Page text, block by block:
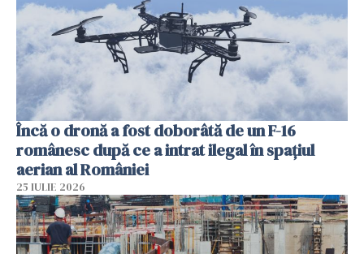
Încă o dronă a fost doborâtă de un F-16
românesc după ce a intrat ilegal în spațiul
aerian al României
25 IULIE 2026